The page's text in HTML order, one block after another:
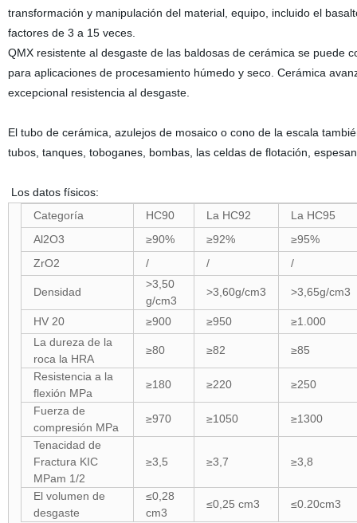
transformación y manipulación del material, equipo, incluido el
factores de 3 a 15 veces.
QMX resistente al desgaste de las baldosas de cerámica se puede
para aplicaciones de procesamiento húmedo y seco. Cerámica
excepcional resistencia al desgaste.
El tubo de cerámica, azulejos de mosaico o cono de la escala
tubos, tanques, toboganes, bombas, las celdas de flotación,
Los datos físicos:
Categoría
HC90 La HC92
La HC95
Al2O3
≥90% ≥92%
≥95%
ZrO2
/ / /
Densidad
>3,50
g/cm3
>3,60g/cm3 >3,65g/cm3
HV 20 ≥900 ≥950
≥1.000
La dureza de la
roca la HRA
≥80 ≥82 ≥85
Resistencia a la
flexión MPa
≥180 ≥220 ≥250
Fuerza de
compresión MPa
≥970 ≥1050 ≥1300
Tenacidad de
Fractura KIC
MPam 1/2
≥3,5 ≥3,7 ≥3,8
El volumen de
desgaste
≤0,28
cm3
≤0,25 cm3 ≤0.20cm3